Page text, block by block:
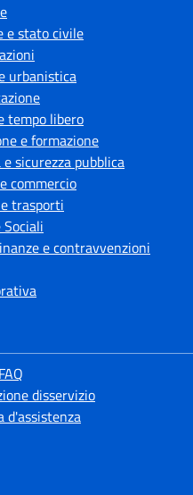
e stato civile
urbanistica
tempo libero
e formazione
sicurezza pubblica
commercio
trasporti
e contravvenzioni
disservizio
d'assistenza